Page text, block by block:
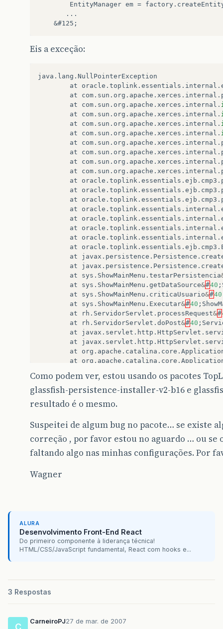
EntityManager em =
       ...
Eis a exceção:
java . lang . NullPointerException
at
oracle . toplink . essentials . internal .
at
com . sun . org . apache . xerces . internal .
at
com . sun . org . apache . xerces . internal .
at
com . sun . org . apache . xerces . internal .
at
com . sun . org . apache . xerces . internal .
at
com . sun . org . apache . xerces . internal .
at
com . sun . org . apache . xerces . internal .
at
com . sun . org . apache . xerces . internal .
at
com . sun . org . apache . xerces . internal .
at
com . sun . org . apache . xerces . internal .
at
oracle . toplink . essentials . ejb . cmp3 .
at
oracle . toplink . essentials . ejb . cmp3 .
at
oracle . toplink . essentials . ejb . cmp3 .
at
oracle . toplink . essentials . internal .
at
oracle . toplink . essentials . internal .
at
oracle . toplink . essentials . internal .
at
oracle . toplink . essentials . internal .
at
oracle . toplink . essentials . ejb . cmp3 .
at
javax . persistence . Persistence .
at
javax . persistence . Persistence .
at
sys . ShowMainMenu . testarPersistencia
at
sys . ShowMainMenu . getDataSource&#40 ;
at
sys . ShowMainMenu . criticaUsuario&#40
at
sys . ShowMainMenu . Executar&#40 ;
at
rh . ServidorServlet . processRequest&#
at
rh . ServidorServlet . doPost&#40 ;
at
javax . servlet . http . HttpServlet .
at
javax . servlet . http . HttpServlet .
at
org . apache . catalina . core .
at
org . apache . catalina . core .
at org.apache. catalina .core.
at org.apache.catalina.core.
at
at
org.apache
at
org.apache. catalina.valves .
at org.apache.catalina.core.
at
catalina.
at org.apache.coyote.http11.
Como podem ver, estou usando os pacotes
glassfish-persistence-installer-v2-b16 e
resultado é o mesmo.
Suspeitei de algum bug no pacote… se existe
correção , por favor estou no aguardo … ou se
faltando algo nas minhas configurações. Por
Wagner
ALURA
Desenvolvimento Front-End React
Do primeiro componente à liderança técnica!
HTML/CSS/JavaScript fundamental, React com hooks e...
3 Respostas
C
CarneiroPJ27 de mar. de 2007